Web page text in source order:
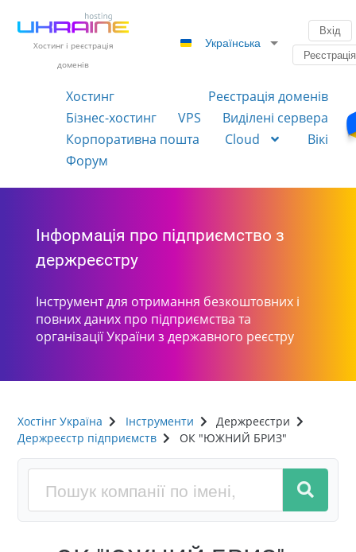
Хостинг і реєстрація
доменів
Українська
Вхід
Реєстрація
Хостинг
Реєстрація доменів
Бізнес-хостинг
VPS
Виділені сервера
Корпоративна пошта
Cloud
Вікі
Форум
Інформація про підприємство з
держреєстру
Інструмент для отримання безкоштовних і
повних даних про підприємства та
організації України з державного реєстру
Хостінг Україна Інструменти
Держреєстри
Держреєстр підприємств
ОК "ЮЖНИЙ БРИЗ"